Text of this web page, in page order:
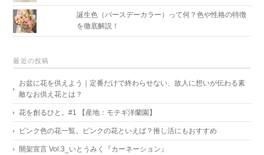
誕生色（バースデーカラー）って何？色や性格の特徴
を徹底解説！
最近の投稿
お盆に花を供えよう｜定番だけで終わらせない、故人に想いが伝わる素
敵なお供え花とは？
花を創るひと。#1 【産地：モテギ洋蘭園】
ピンク色の花一覧。ピンクの花といえば？推し活にもおすすめ
開架宣言 Vol.3_いとうみく『カーネーション』